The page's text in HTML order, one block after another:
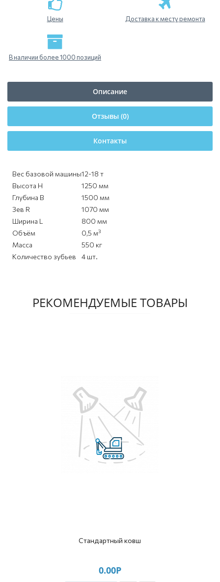
Цены Доставка к месту ремонта
В наличии более 1000 позиций
Описание
Отзывы (0)
Контакты
Вес базовой машины12-18 т
Высота H
1250 мм
Глубина B
1500 мм
Зев R
1070 мм
Ширина L
800 мм
Объём
0,5 м3
Масса
550 кг
Количество зубьев
4 шт.
РЕКОМЕНДУЕМЫЕ ТОВАРЫ
Стандартный ковш
0.00Р